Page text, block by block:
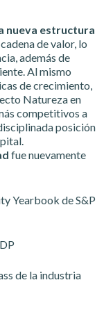
nueva estructura
de valor, lo
además de
Al mismo
de crecimiento,
Natureza en
competitivos a
posición
fue nuevamente
Yearbook de S&P
de la industria